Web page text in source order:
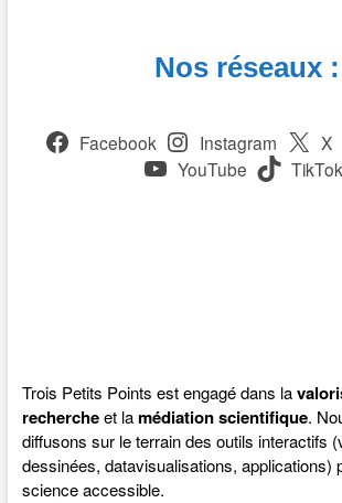
Nos réseaux :
Facebook Instagram X
YouTube
TikTok
Trois Petits Points est engagé dans la
rechercheet lamédiation scientifique.
diffusons sur le terrain des outils interactifs
dessinées, datavisualisations, applications)
science accessible.